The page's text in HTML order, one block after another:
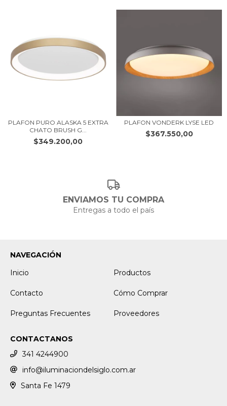
PLAFON PURO ALASKA 5 EXTRA
CHATO BRUSH G...
$349.200,00
PLAFON VONDERK LYSE LED
$367.550,00
ENVIAMOS TU COMPRA
Entregas a todo el país
NAVEGACIÓN
Inicio
Productos
Contacto Cómo Comprar
Preguntas Frecuentes Proveedores
CONTACTANOS
341 4244900
info@iluminaciondelsiglo.com.ar
Santa Fe 1479